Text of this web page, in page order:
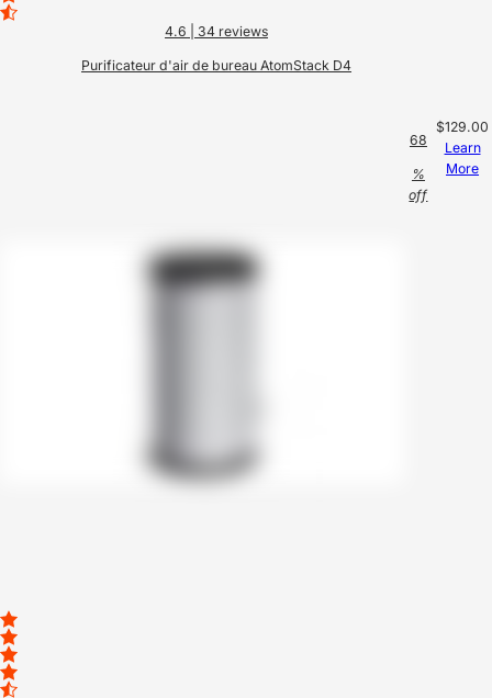
4.6 | 34 reviews
Purificateur d'air de bureau AtomStack D4
68
%
off
$129.00
Learn
More